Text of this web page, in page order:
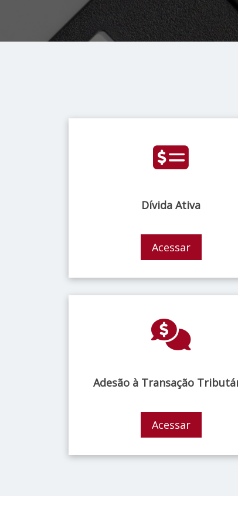
Dívida Ativa
Acessar
Adesão à Transação
Acessar